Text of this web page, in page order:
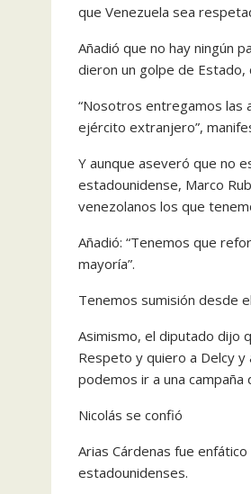
que Venezuela sea
Añadió que no hay ningún
dieron un golpe de Estado,
“Nosotros entregamos las
ejército extranjero”,
Y aunque aseveró que no
estadounidense, Marco
venezolanos los que
Añadió: “Tenemos que
mayoría”.
Tenemos sumisión desde
Asimismo, el diputado dijo
Respeto y quiero a Delcy y
podemos ir a una
Nicolás se confió
Arias Cárdenas fue
estadounidenses.